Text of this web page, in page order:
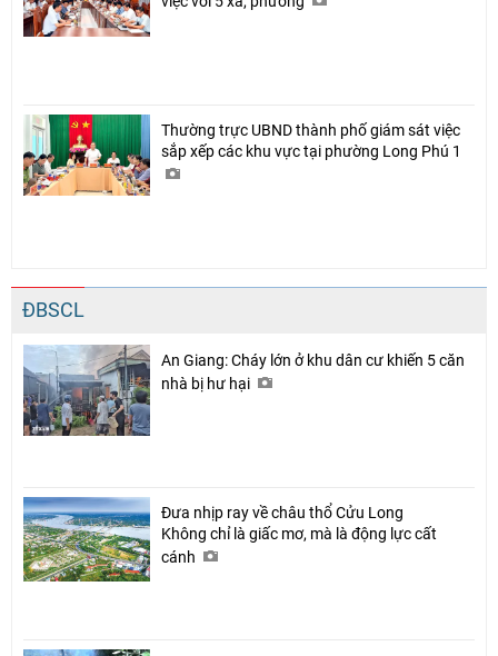
Thường trực UBND thành phố giám sát việc
sắp xếp các khu vực tại phường Long Phú 1
ĐBSCL
An Giang: Cháy lớn ở khu dân cư khiến 5 căn
nhà bị hư hại
Đưa nhịp ray về châu thổ Cửu Long
Không chỉ là giấc mơ, mà là động lực cất
cánh